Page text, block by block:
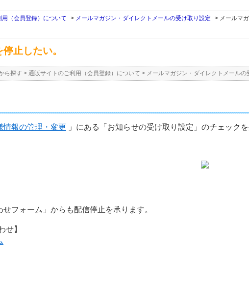
（会員登録）について > メールマガジン・ダイレクトメールの受け取り設定 > メールマ
止したい。
ら探す > 通販サイトのご利用（会員登録）について > メールマガジン・ダイレクトメールの
情報の管理・変更 」にある「お知らせの受け取り設定」のチェック
フォーム」からも配信停止を承ります。
せ】